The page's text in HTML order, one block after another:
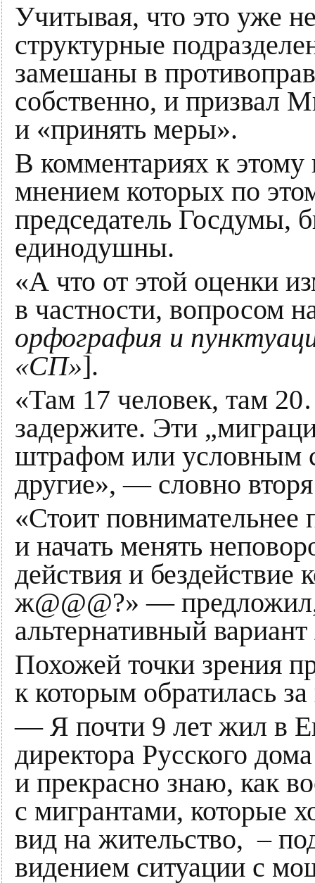
Учитывая, что это уже
структурные
замешаны в
собственно, и призвал
и «принять меры».
В комментариях к этому
мнением которых по
председатель Госдумы,
единодушны.
«А что от этой оценки
в частности, вопросом
орфография и
«СП»].
«Там 17 человек, там
задержите. Эти
штрафом или условным
другие», — словно
«Стоит
и начать менять
действия и бездействие
ж@@@?» —
альтернативный вариант
Похожей точки зрения
к которым обратилась
— Я почти 9 лет жил в
директора Русского
и прекрасно знаю, как
с мигрантами, которые
вид на жительство, ­ –
видением ситуации с